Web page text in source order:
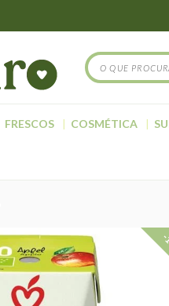
FRESCOS COSMÉTICA
-